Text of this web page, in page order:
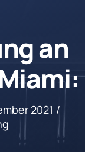
an
2021 /